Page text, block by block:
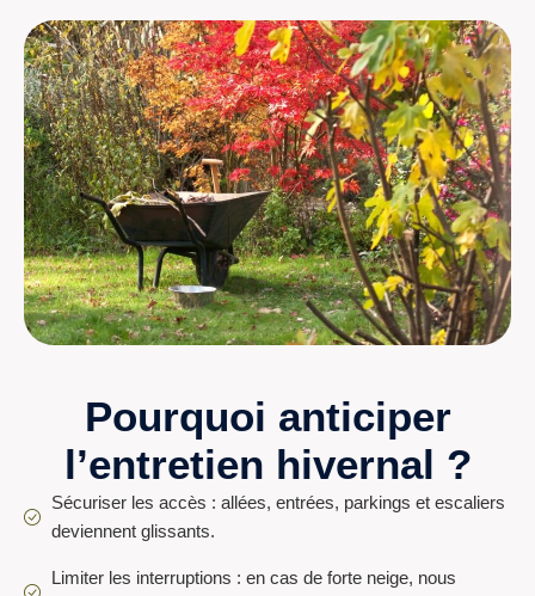
Pourquoi anticiper
l’entretien hivernal ?
Sécuriser les accès : allées, entrées, parkings et escaliers
deviennent glissants.
Limiter les interruptions : en cas de forte neige, nous